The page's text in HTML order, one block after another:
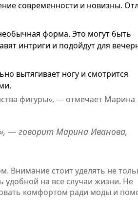
современности и новизны.
форма. Это могут быть
интриги и подойдут для
вытягивает ногу и смотрится
фигуры», — отмечает Марина
— говорит Марина Иванова,
Внимание стоит уделять не
на все случаи жизни. Не
комфортом ради моды и